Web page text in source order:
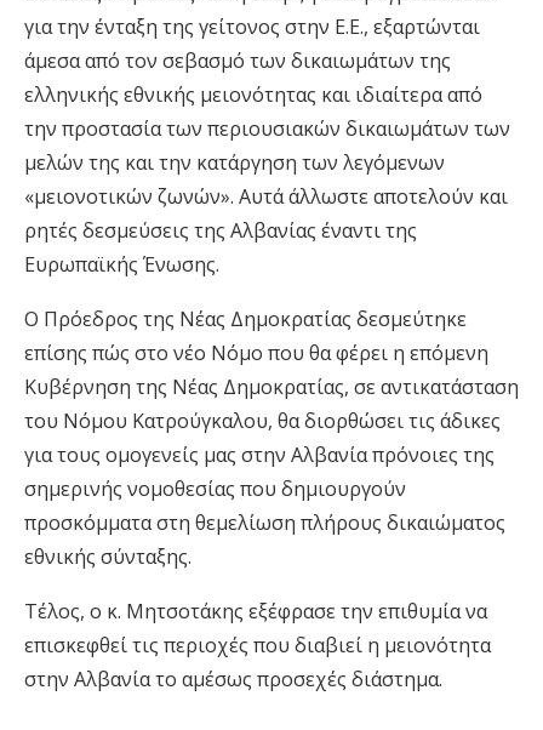
για την ένταξη της γείτονος στην Ε.Ε., εξαρτώνται
άμεσα από τον σεβασμό των δικαιωμάτων της
ελληνικής εθνικής μειονότητας και ιδιαίτερα από
την προστασία των περιουσιακών δικαιωμάτων των
μελών της και την κατάργηση των λεγόμενων
«μειονοτικών ζωνών». Αυτά άλλωστε αποτελούν και
ρητές δεσμεύσεις της Αλβανίας έναντι της
Ευρωπαϊκής Ένωσης.
Ο Πρόεδρος της Νέας Δημοκρατίας δεσμεύτηκε
επίσης πώς στο νέο Νόμο που θα φέρει η επόμενη
Κυβέρνηση της Νέας Δημοκρατίας, σε αντικατάσταση
του Νόμου Κατρούγκαλου, θα διορθώσει τις άδικες
για τους ομογενείς μας στην Αλβανία πρόνοιες της
σημερινής νομοθεσίας που δημιουργούν
προσκόμματα στη θεμελίωση πλήρους δικαιώματος
εθνικής σύνταξης.
Τέλος, ο κ. Μητσοτάκης εξέφρασε την επιθυμία να
επισκεφθεί τις περιοχές που διαβιεί η μειονότητα
στην Αλβανία το αμέσως προσεχές διάστημα.